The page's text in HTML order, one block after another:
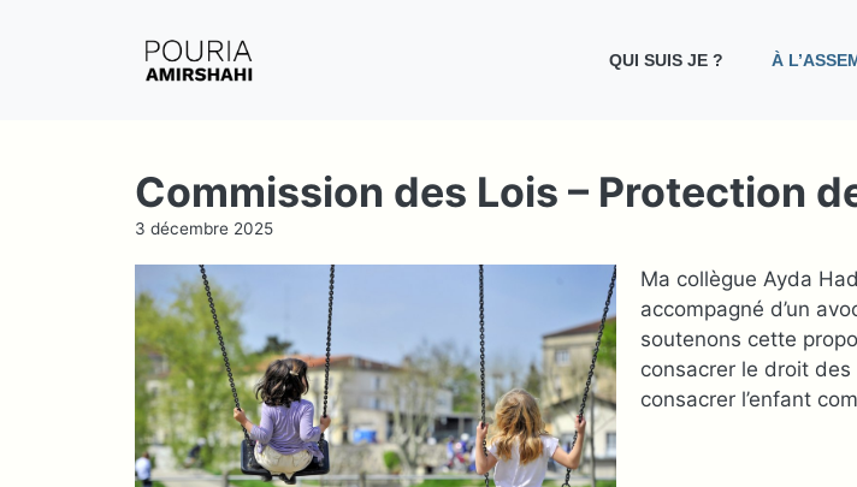
QUI SUIS JE ? À
Commission des Lois – Protection
3 décembre 2025
Ma collègue Ayda
accompagné d’un
soutenons cette
consacrer le droit
consacrer l’enfant